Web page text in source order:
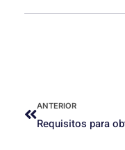
ANTERIOR